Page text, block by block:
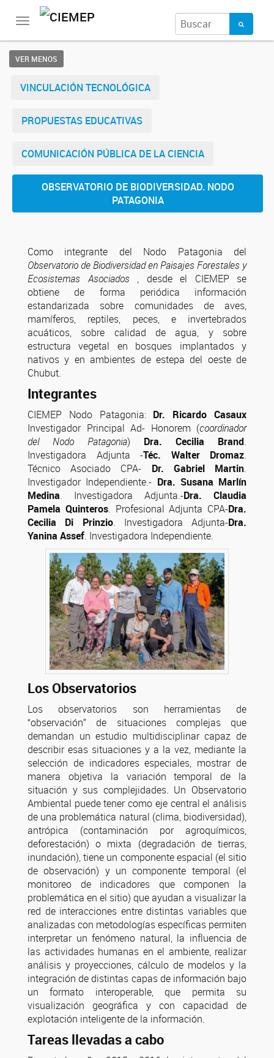
Toggle
VER MENOS
VINCULACIÓN TECNOLÓGICA
PROPUESTAS EDUCATIVAS
COMUNICACIÓN PÚBLICA DE LA CIENCIA
OBSERVATORIO DE BIODIVERSIDAD. NODO
PATAGONIA
Como integrante del Nodo Patagonia del
Observatorio de Biodiversidad en Paisajes Forestales y
Ecosistemas Asociados, desde el CIEMEP se
obtiene de forma periódica información
estandarizada sobre comunidades de aves,
mamíferos, reptiles, peces, e invertebrados
acuáticos, sobre calidad de agua, y sobre
estructura vegetal en bosques implantados y
nativos y en ambientes de estepa del oeste de
Chubut.
Integrantes
CIEMEP Nodo Patagonia: Dr. Ricardo Casaux
Investigador Principal Ad- Honorem (coordinador
del Nodo Patagonia) Dra. Cecilia Brand.
Investigadora Adjunta -Téc. Walter Dromaz.
Técnico Asociado CPA- Dr. Gabriel Martin.
Investigador Independiente.- Dra. Susana Marlín
Medina. Investigadora Adjunta.-Dra. Claudia
Pamela Quinteros. Profesional Adjunta CPA-Dra.
Cecilia Di Prinzio. Investigadora Adjunta-Dra.
Yanina Assef. Investigadora Independiente.
Los Observatorios
Los observatorios son herramientas de
“observación” de situaciones complejas que
demandan un estudio multidisciplinar capaz de
describir esas situaciones y a la vez, mediante la
selección de indicadores especiales, mostrar de
manera objetiva la variación temporal de la
situación y sus complejidades. Un Observatorio
Ambiental puede tener como eje central el análisis
de una problemática natural (clima, biodiversidad),
antrópica (contaminación por agroquímicos,
deforestación) o mixta (degradación de tierras,
inundación), tiene un componente espacial (el sitio
de observación) y un componente temporal (el
monitoreo de indicadores que componen la
problemática en el sitio) que ayudan a visualizar la
red de interacciones entre distintas variables que
analizadas con metodologías específicas permiten
interpretar un fenómeno natural, la influencia de
las actividades humanas en el ambiente, realizar
análisis y proyecciones, cálculo de modelos y la
integración de distintas capas de información bajo
un formato interoperable, que permita su
visualización geográfica y con capacidad de
explotación inteligente de la información.
Tareas llevadas a cabo